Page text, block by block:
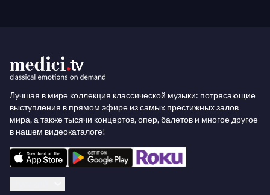
Лучшая в мире коллекция классической музыки: потрясающие
выступления в прямом эфире из самых престижных залов
мира, а также тысячи концертов, опер, балетов и многое другое
в нашем видеокаталоге!